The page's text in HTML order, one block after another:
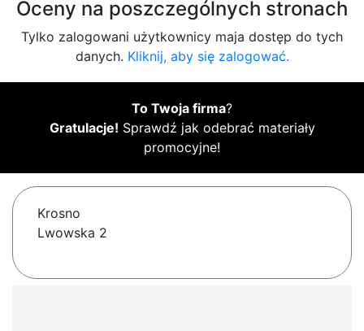
Oceny na poszczególnych stronach
Tylko zalogowani użytkownicy maja dostęp do tych
danych. Kliknij, aby się zalogować.
To Twoja firma?
Gratulacje! Sprawdź jak odebrać materiały
promocyjne!
Krosno
Lwowska 2